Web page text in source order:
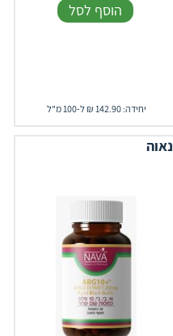
הוסף לסל
יחידה: 142.90 ₪ ל-100 מ"ל
נאוה